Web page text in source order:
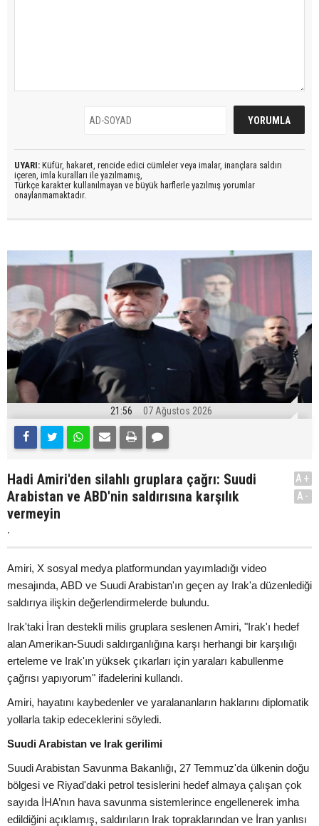
UYARI: Küfür, hakaret, rencide edici cümleler veya imalar, inançlara saldırı
içeren, imla kuralları ile yazılmamış,
Türkçe karakter kullanılmayan ve büyük harflerle yazılmış yorumlar
onaylanmamaktadır.
21:56 07 Ağustos 2026
Hadi Amiri'den silahlı gruplara çağrı: Suudi
Arabistan ve ABD'nin saldırısına karşılık
vermeyin
.
A+
A-
Amiri, X sosyal medya platformundan yayımladığı video
mesajında, ABD ve Suudi Arabistan'ın geçen ay Irak'a düzenlediği
saldırıya ilişkin değerlendirmelerde bulundu.
Irak'taki İran destekli milis gruplara seslenen Amiri, "Irak'ı hedef
alan Amerikan-Suudi saldırganlığına karşı herhangi bir karşılığı
erteleme ve Irak'ın yüksek çıkarları için yaraları kabullenme
çağrısı yapıyorum" ifadelerini kullandı.
Amiri, hayatını kaybedenler ve yaralananların haklarını diplomatik
yollarla takip edeceklerini söyledi.
Suudi Arabistan ve Irak gerilimi
Suudi Arabistan Savunma Bakanlığı, 27 Temmuz'da ülkenin doğu
bölgesi ve Riyad'daki petrol tesislerini hedef almaya çalışan çok
sayıda İHA’nın hava savunma sistemlerince engellenerek imha
edildiğini açıklamış, saldırıların Irak topraklarından ve İran yanlısı